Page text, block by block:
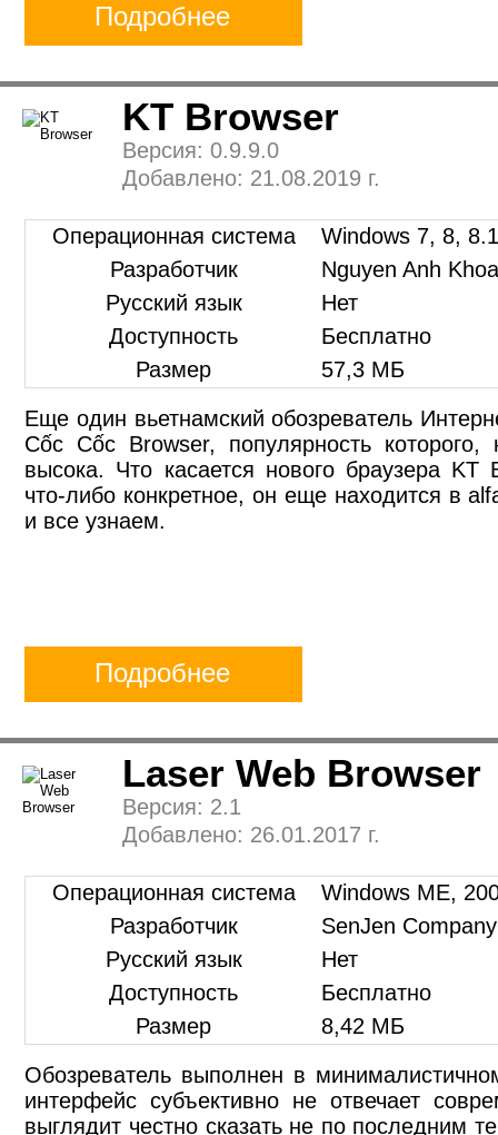
Версия: 0.9.9.0
Добавлено: 21.08.2019 г.
KT Browser
Подробнее
Версия: 2.1
Добавлено: 26.01.2017 г.
Laser Web Browser
Еще один вьетнамский обозреватель
Cốc Cốc Browser, популярность которого,
высока. Что касается нового браузера KT
что-либо конкретное, он еще находится в
и все узнаем.
Операционная система
Windows 7, 8,
Разработчик
Nguyen Anh
Русский язык
Нет
Доступность
Бесплатно
Размер
57,3 МБ
Подробнее
Обозреватель выполнен в
интерфейс субъективно не отвечает
выглядит честно сказать не по последним
Операционная система
Windows ME,
Разработчик
SenJen
Русский язык
Нет
Доступность
Бесплатно
Размер
8,42 МБ